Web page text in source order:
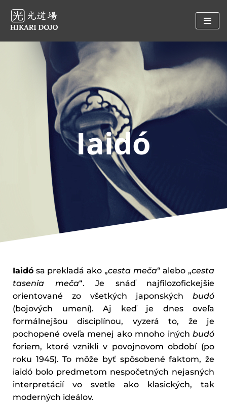
Preskočiť
na
Iaidó
Iaidó sa prekladá ako „cesta meča“ alebo „cesta
tasenia meča“. Je snáď najfilozofickejšie
orientované zo všetkých japonských budó
(bojových umení). Aj keď je dnes oveľa
formálnejšou disciplínou, vyzerá to, že je
pochopené oveľa menej ako mnoho iných budó
foriem, ktoré vznikli v povojnovom období (po
roku 1945). To môže byť spôsobené faktom, že
iaidó bolo predmetom nespočetných nejasných
interpretácií vo svetle ako klasických, tak
moderných ideálov.